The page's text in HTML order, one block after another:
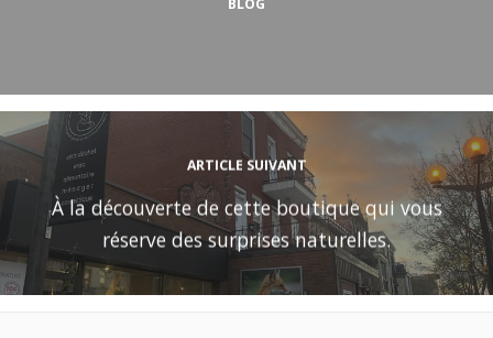
ARTICLE SUIVANT
À la découverte de cette boutique qui vous
réserve des surprises naturelles.